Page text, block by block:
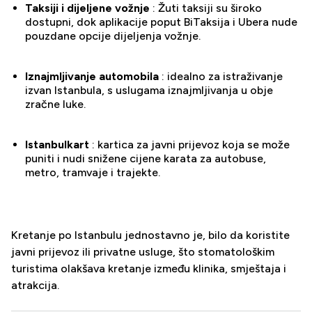
Taksiji i dijeljene vožnje : Žuti taksiji su široko
dostupni, dok aplikacije poput BiTaksija i Ubera nude
pouzdane opcije dijeljenja vožnje.
Iznajmljivanje automobila : idealno za istraživanje
izvan Istanbula, s uslugama iznajmljivanja u obje
zračne luke.
Istanbulkart : kartica za javni prijevoz koja se može
puniti i nudi snižene cijene karata za autobuse,
metro, tramvaje i trajekte.
Kretanje po Istanbulu jednostavno je, bilo da koristite
javni prijevoz ili privatne usluge, što stomatološkim
turistima olakšava kretanje između klinika, smještaja i
atrakcija.